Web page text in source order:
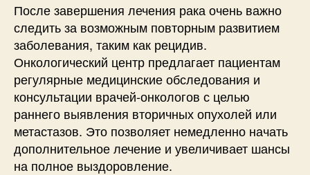
После завершения лечения рака очень важно
следить за возможным повторным развитием
заболевания, таким как рецидив.
Онкологический центр предлагает пациентам
регулярные медицинские обследования и
консультации врачей-онкологов с целью
раннего выявления вторичных опухолей или
метастазов. Это позволяет немедленно начать
дополнительное лечение и увеличивает шансы
на полное выздоровление.